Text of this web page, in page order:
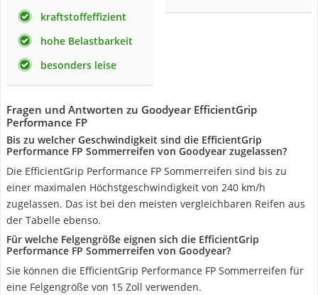
kraftstoffeffizient
hohe Belastbarkeit
besonders leise
Fragen und Antworten zu Goodyear EfficientGrip
Performance FP
Bis zu welcher Geschwindigkeit sind die EfficientGrip
Performance FP Sommerreifen von Goodyear zugelassen?
Die EfficientGrip Performance FP Sommerreifen sind bis zu
einer maximalen Höchstgeschwindigkeit von 240 km/h
zugelassen. Das ist bei den meisten vergleichbaren Reifen aus
der Tabelle ebenso.
Für welche Felgengröße eignen sich die EfficientGrip
Performance FP Sommerreifen von Goodyear?
Sie können die EfficientGrip Performance FP Sommerreifen für
eine Felgengröße von 15 Zoll verwenden.